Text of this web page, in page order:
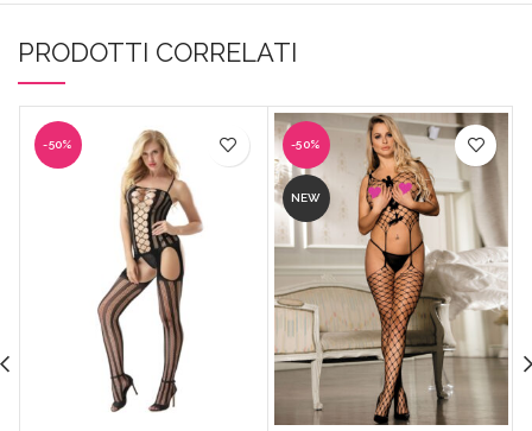
PRODOTTI CORRELATI
-50% -50%
NEW